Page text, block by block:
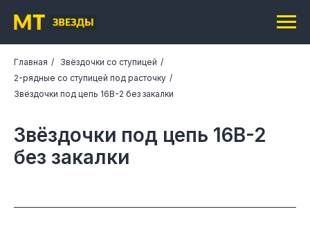
Главная / Звёздочки со ступицей /
2-рядные со ступицей под расточку /
Звёздочки под цепь 16B-2 без закалки
Звёздочки под цепь 16B-2
без закалки